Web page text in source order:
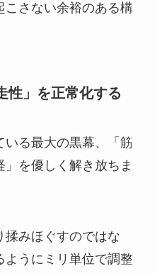
こさない余裕のある構
」を正常化する
いる最大の黒幕、「筋
を優しく解き放ちま
揉みほぐすのではな
ようにミリ単位で調整